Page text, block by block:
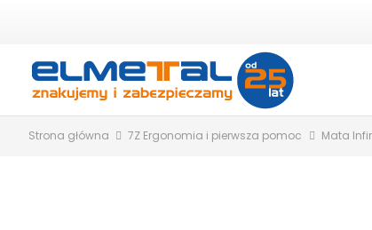
Strona główna 7Z Ergonomia i pierwsza pomoc Mata